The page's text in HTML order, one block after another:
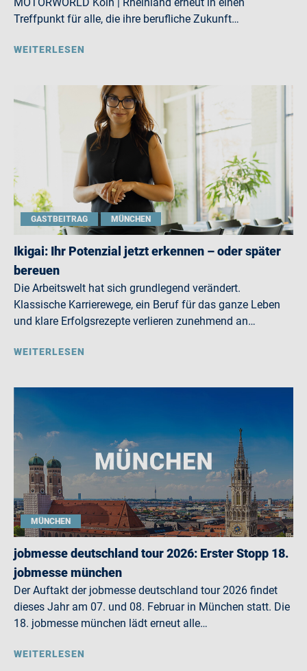
Treffpunkt für alle, die ihre berufliche Zukunft…
WEITERLESEN
GASTBEITRAG MÜNCHEN
Ikigai: Ihr Potenzial jetzt erkennen – oder später
bereuen
Die Arbeitswelt hat sich grundlegend verändert.
Klassische Karrierewege, ein Beruf für das ganze Leben
und klare Erfolgsrezepte verlieren zunehmend an…
WEITERLESEN
MÜNCHEN
jobmesse deutschland tour 2026: Erster Stopp 18.
jobmesse münchen
Der Auftakt der jobmesse deutschland tour 2026 findet
dieses Jahr am 07. und 08. Februar in München statt. Die
18. jobmesse münchen lädt erneut alle…
WEITERLESEN